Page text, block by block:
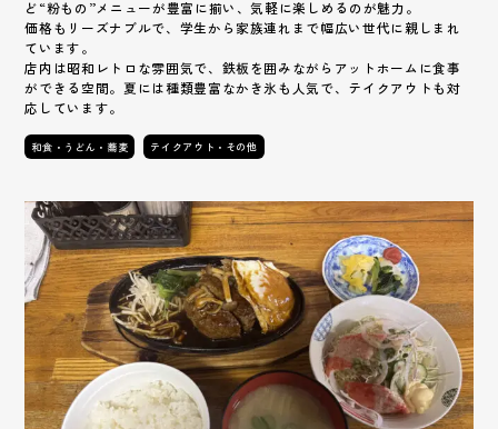
ど“粉もの”メニューが豊富に揃い、気軽に楽しめるのが魅力。
価格もリーズナブルで、学生から家族連れまで幅広い世代に親しまれ
ています。
店内は昭和レトロな雰囲気で、鉄板を囲みながらアットホームに食事
ができる空間。夏には種類豊富なかき氷も人気で、テイクアウトも対
応しています。
和食・うどん・蕎麦 テイクアウト・その他